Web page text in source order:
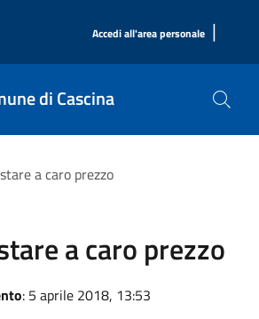
Accedi all'area personale |
di Cascina
a caro prezzo
a caro prezzo
: 5 aprile 2018, 13:53